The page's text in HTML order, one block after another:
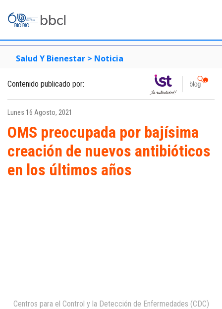
Salud Y Bienestar > Noticia
Contenido publicado por:
Lunes 16 Agosto, 2021
OMS preocupada por bajísima
creación de nuevos antibióticos
en los últimos años
Centros para el Control y la Detección de Enfermedades (CDC)